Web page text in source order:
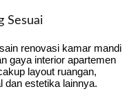
Sesuai
renovasi kamar mandi
gaya interior apartemen
layout ruangan,
dan estetika lainnya.